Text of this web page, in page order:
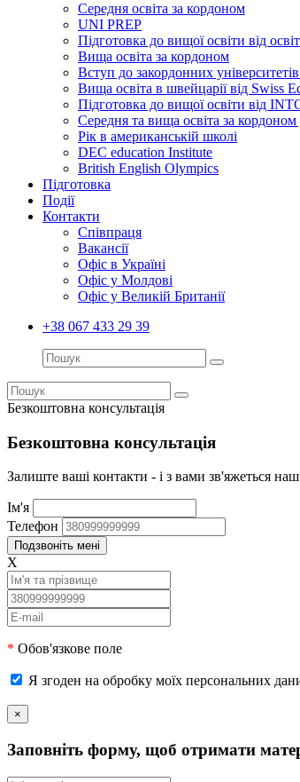
Середня освіта за кордоном
UNI PREP
Підготовка до вищої освіти від
Вища освіта за кордоном
Вступ до закордонних
Вища освіта в швейцарії від Swiss
Підготовка до вищої освіти від
Середня та вища освіта за кордоном
Рік в американській школі
DEC education Institute
British English Olympics
Підготовка
Події
Контакти
Співпраця
Вакансії
Офіс в Україні
Офіс у Молдові
Офіс у Великій Британії
+38 067 433 29 39
Безкоштовна консультація
Безкоштовна консультація
Залиште ваші контакти - і з вами зв'яжеться
Ім'я
Телефон
X
* Обов'язкове поле
Я згоден на обробку моїх персональних
×
Заповніть форму, щоб отримати